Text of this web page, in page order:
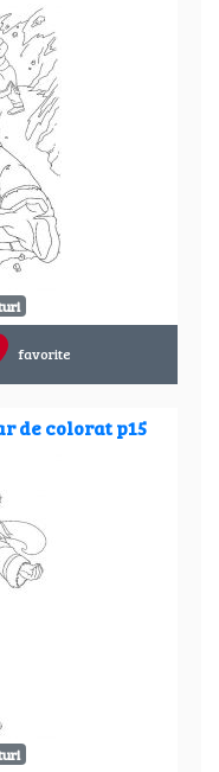
favorite
de colorat p15